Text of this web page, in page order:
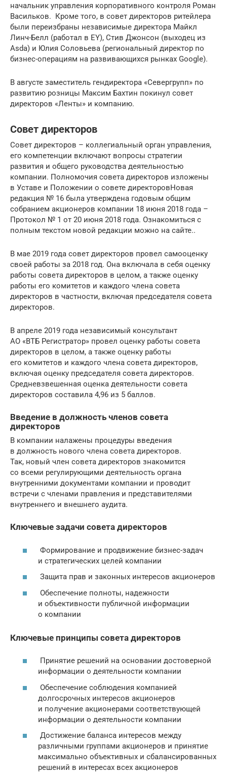
начальник управления корпоративного контроля Роман
Васильков. Кроме того, в совет директоров ритейлера
были переизбраны независимые директора Майкл
Линч-Белл (работал в EY), Стив Джонсон (выходец из
Asda) и Юлия Соловьева (региональный директор по
бизнес-операциям на развивающихся рынках Google).
В августе заместитель гендиректора «Севергрупп» по
развитию розницы Максим Бахтин покинул совет
директоров «Ленты» и компанию.
Совет директоров
Совет директоров – коллегиальный орган управления,
его компетенции включают вопросы стратегии
развития и общего руководства деятельностью
компании. Полномочия совета директоров изложены
в Уставе и Положении о совете директоровНовая
редакция № 16 была утверждена годовым общим
собранием акционеров компании 18 июня 2018 года –
Протокол № 1 от 20 июня 2018 года. Ознакомиться с
полным текстом новой редакции можно на сайте..
В мае 2019 года совет директоров провел самооценку
своей работы за 2018 год. Она включала в себя оценку
работы совета директоров в целом, а также оценку
работы его комитетов и каждого члена совета
директоров в частности, включая председателя совета
директоров.
В апреле 2019 года независимый консультант
АО «ВТБ Регистратор» провел оценку работы совета
директоров в целом, а также оценку работы
его комитетов и каждого члена совета директоров,
включая оценку председателя совета директоров.
Средневзвешенная оценка деятельности совета
директоров составила 4,96 из 5 баллов.
Введение в должность членов совета
директоров
В компании налажены процедуры введения
в должность нового члена совета директоров.
Так, новый член совета директоров знакомится
со всеми регулирующими деятельность органа
внутренними документами компании и проводит
встречи с членами правления и представителями
внутреннего и внешнего аудита.
Ключевые задачи совета директоров
Формирование и продвижение бизнес-задач
и стратегических целей компании
Защита прав и законных интересов акционеров
Обеспечение полноты, надежности
и объективности публичной информации
о компании
Ключевые принципы совета директоров
Принятие решений на основании достоверной
информации о деятельности компании
Обеспечение соблюдения компанией
долгосрочных интересов акционеров
и получение акционерами соответствующей
информации о деятельности компании
Достижение баланса интересов между
различными группами акционеров и принятие
максимально объективных и сбалансированных
решений в интересах всех акционеров